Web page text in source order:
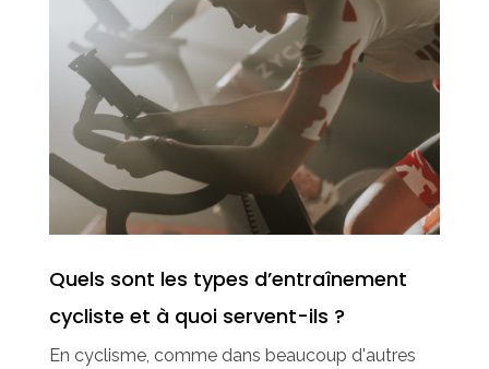
Quels sont les types d’entraînement
cycliste et à quoi servent-ils ?
En cyclisme, comme dans beaucoup d'autres